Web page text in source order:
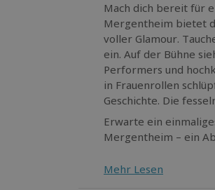
Mach dich bereit für
Mergentheim bietet
voller Glamour.
ein. Auf der Bühne
Performers und
in Frauenrollen
Geschichte. Die
Erwarte ein
Mergentheim – ein
Mehr Lesen